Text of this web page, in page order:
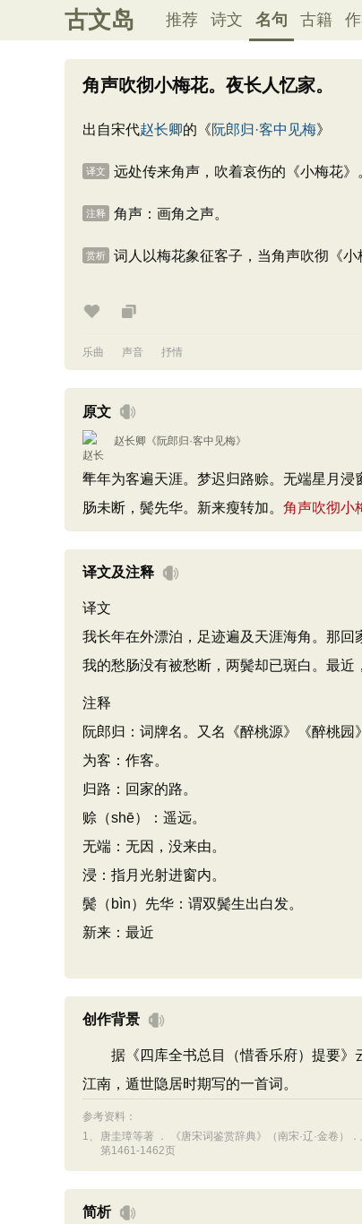
古文岛 推荐 诗文 名句 古籍
角声吹彻小梅花。夜长人忆家。
出自宋代赵长卿的《阮郎归·客中见梅》
译文 远处传来角声，吹着哀伤的《小梅花》
注释 角声：画角之声。
赏析 词人以梅花象征客子，当角声吹彻《
乐曲 声音 抒情
原文
赵长卿 《 阮郎归·客中见梅》
年年为客遍天涯。梦迟归路赊。无端星月浸
肠未断，鬓先华。新来瘦转加。 角声吹彻小
译文及注释
译文
我长年在外漂泊，足迹遍及天涯海角。那回
我的愁肠没有被愁断，两鬓却已斑白。最近
注释
阮郎归：词牌名。又名《醉桃源》《醉桃园
为客：作客。
归路：回家的路。
赊（shē）：遥远。
无端：无因，没来由。
浸：指月光射进窗内。
鬓（bìn）先华：谓双鬓生出白发。
新来：最近
创作背景
据《四库全书总目（惜香乐府）提要》云
江南，遁世隐居时期写的一首词。
参考资料：
1、
唐圭璋等著 ． 《唐宋词鉴赏辞典》（南宋·辽·金卷）
第1461-1462页
简析